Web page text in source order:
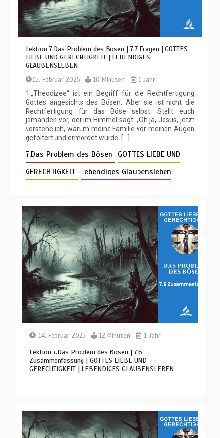
Lektion 7.Das Problem des Bösen | 7.7 Fragen | GOTTES
LIEBE UND GERECHTIGKEIT | LEBENDIGES
GLAUBENSLEBEN
15. Februar 2025 10 Minuten
1 Jahr
1.„Theodizee“ ist ein Begriff für die Rechtfertigung
Gottes angesichts des Bösen. Aber sie ist nicht die
Rechtfertigung für das Böse selbst. Stellt euch
jemanden vor, der im Himmel sagt: „Oh ja, Jesus, jetzt
verstehe ich, warum meine Familie vor meinen Augen
gefoltert und ermordet wurde. […]
7.Das Problem des Bösen
GOTTES LIEBE UND
GERECHTIGKEIT
Lebendiges Glaubensleben
14. Februar 2025 12 Minuten 1 Jahr
Lektion 7.Das Problem des Bösen | 7.6
Zusammenfassung | GOTTES LIEBE UND
GERECHTIGKEIT | LEBENDIGES GLAUBENSLEBEN